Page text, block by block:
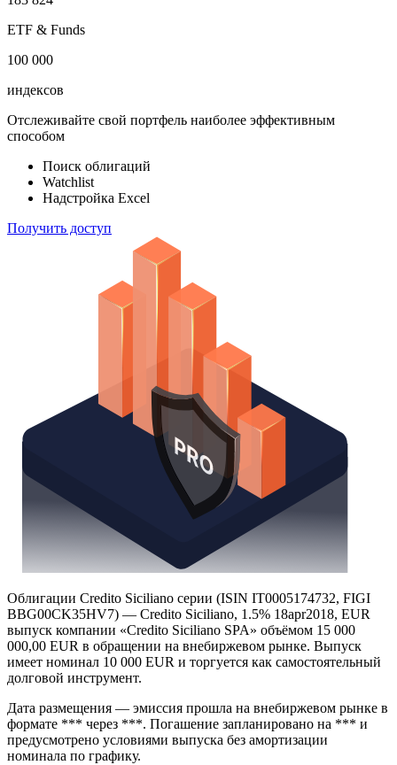
ETF & Funds
100 000
индексов
Отслеживайте свой портфель наиболее эффективным
способом
Поиск облигаций
Watchlist
Надстройка Excel
Получить доступ
Облигации Credito Siciliano серии (ISIN IT0005174732, FIGI
BBG00CK35HV7) — Credito Siciliano, 1.5% 18apr2018, EUR
выпуск компании «Credito Siciliano SPA» объёмом 15 000
000,00 EUR в обращении на внебиржевом рынке. Выпуск
имеет номинал 10 000 EUR и торгуется как самостоятельный
долговой инструмент.
Дата размещения — эмиссия прошла на внебиржевом рынке в
формате *** через ***. Погашение запланировано на *** и
предусмотрено условиями выпуска без амортизации
номинала по графику.